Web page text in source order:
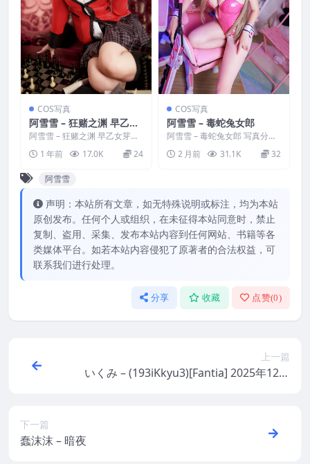
COS写真
阿雪雪 – 狂赌之渊 早乙女
芽亚里 制服
阿雪雪 – 狂赌之渊 早乙女芽亚
里 制服 写真分类：唯美，参与
模特：阿雪雪 [资...
1 年前 17.0K 24
COS写真
阿雪雪 – 毒蛇兔女郎
阿雪雪 – 毒蛇兔女郎 写真分
类：唯美，参与模特：阿雪雪
[资源大小]：[30P...
2 月前 31.1K 32
阿雪雪
声明：本站所有文章，如无特殊说明或标注，均为本站
原创发布。任何个人或组织，在未征得本站同意时，禁止
复制、盗用、采集、发布本站内容到任何网站、书籍等各
类媒体平台。如若本站内容侵犯了原著者的合法权益，可
联系我们进行处理。
分享 收藏 点赞(0)
上一篇
いくみ – (193iKkyu3)[Fantia] 2025年12月
下一篇
蠢沫沫 – 暗夜